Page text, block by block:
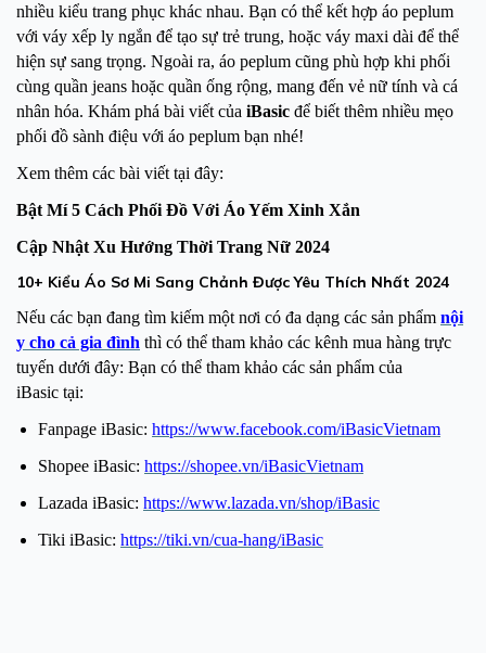
nhiều kiểu trang phục khác nhau. Bạn có thể kết hợp áo peplum
với váy xếp ly ngắn để tạo sự trẻ trung, hoặc váy maxi dài để thể
hiện sự sang trọng. Ngoài ra, áo peplum cũng phù hợp khi phối
cùng quần jeans hoặc quần ống rộng, mang đến vẻ nữ tính và cá
nhân hóa. Khám phá bài viết của iBasic để biết thêm nhiều mẹo
phối đồ sành điệu với áo peplum bạn nhé!
Xem thêm các bài viết tại đây:
Bật Mí 5 Cách Phối Đồ Với Áo Yếm Xinh Xắn
Cập Nhật Xu Hướng Thời Trang Nữ 2024
10+ Kiểu Áo Sơ Mi Sang Chảnh Được Yêu Thích Nhất 2024
Nếu các bạn đang tìm kiếm một nơi có đa dạng các sản phẩm nội
y cho cả gia đình thì có thể tham khảo các kênh mua hàng trực
tuyến dưới đây: Bạn có thể tham khảo các sản phẩm của
iBasic tại:
Fanpage iBasic: https://www.facebook.com/iBasicVietnam
Shopee iBasic: https://shopee.vn/iBasicVietnam
Lazada iBasic: https://www.lazada.vn/shop/iBasic
Tiki iBasic: https://tiki.vn/cua-hang/iBasic